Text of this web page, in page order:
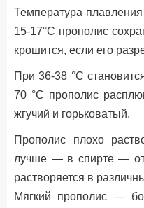
Температура
15-17°С прополис
крошится, если его
При 36-38 °С
70 °С прополис
жгучий и горьковатый.
Прополис плохо
лучше — в спирте —
растворяется в
Мягкий прополис —